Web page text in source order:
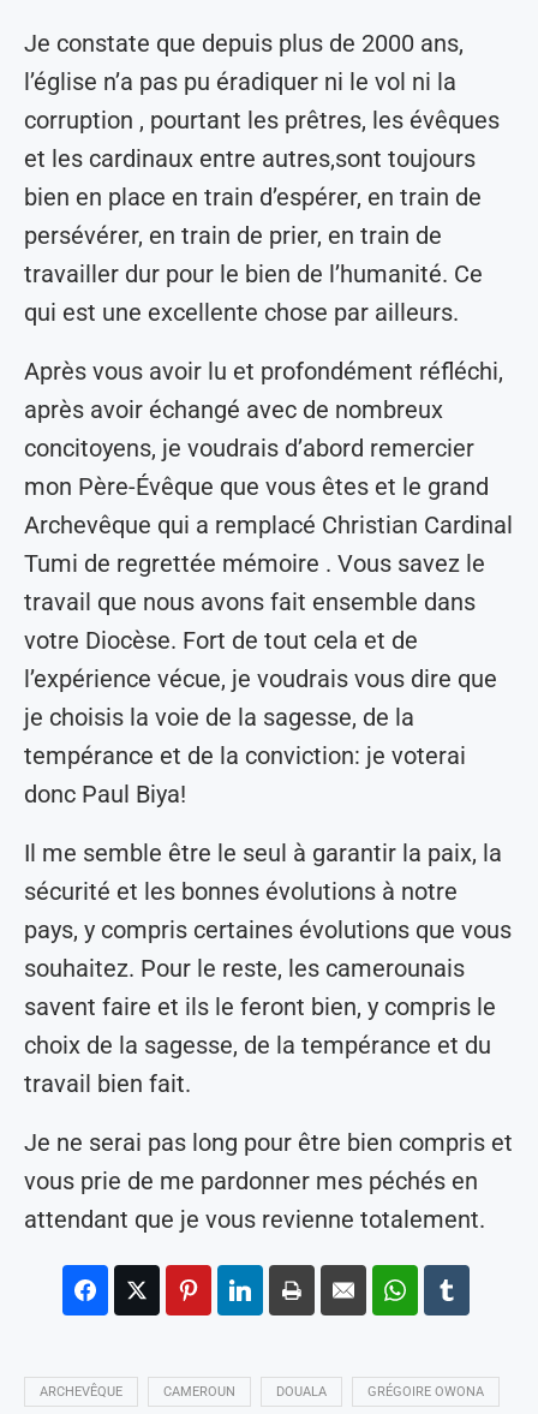
Je constate que depuis plus de 2000 ans,
l’église n’a pas pu éradiquer ni le vol ni la
corruption , pourtant les prêtres, les évêques
et les cardinaux entre autres,sont toujours
bien en place en train d’espérer, en train de
persévérer, en train de prier, en train de
travailler dur pour le bien de l’humanité. Ce
qui est une excellente chose par ailleurs.
Après vous avoir lu et profondément réfléchi,
après avoir échangé avec de nombreux
concitoyens, je voudrais d’abord remercier
mon Père-Évêque que vous êtes et le grand
Archevêque qui a remplacé Christian Cardinal
Tumi de regrettée mémoire . Vous savez le
travail que nous avons fait ensemble dans
votre Diocèse. Fort de tout cela et de
l’expérience vécue, je voudrais vous dire que
je choisis la voie de la sagesse, de la
tempérance et de la conviction: je voterai
donc Paul Biya!
Il me semble être le seul à garantir la paix, la
sécurité et les bonnes évolutions à notre
pays, y compris certaines évolutions que vous
souhaitez. Pour le reste, les camerounais
savent faire et ils le feront bien, y compris le
choix de la sagesse, de la tempérance et du
travail bien fait.
Je ne serai pas long pour être bien compris et
vous prie de me pardonner mes péchés en
attendant que je vous revienne totalement.
ARCHEVÊQUE CAMEROUN DOUALA GRÉGOIRE OWONA